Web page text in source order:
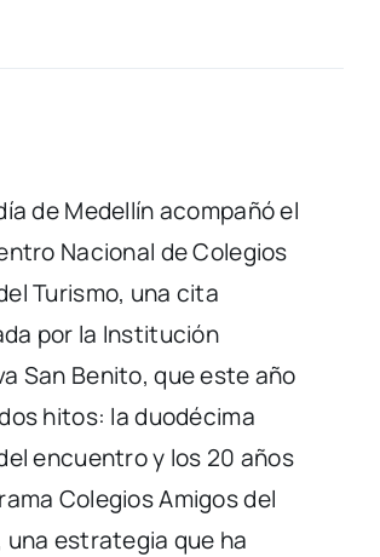
de Medellín acompañó el
Nacional de Colegios
Turismo, una cita
por la Institución
San Benito, que este año
hitos: la duodécima
encuentro y los 20 años
Colegios Amigos del
una estrategia que ha